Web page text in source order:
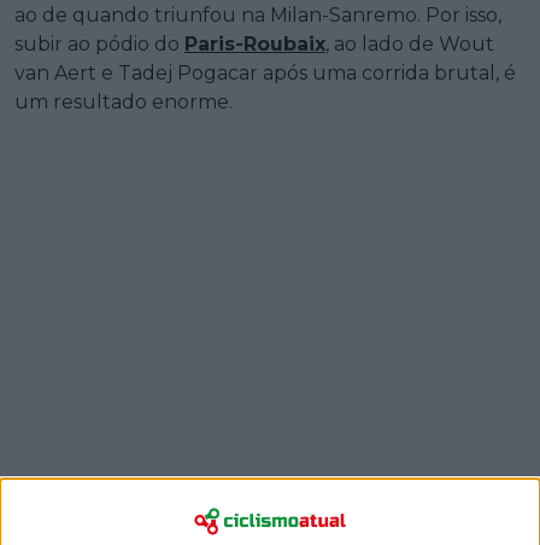
ao de quando triunfou na Milan-Sanremo. Por isso,
subir ao pódio do Paris-Roubaix, ao lado de Wout
van Aert e Tadej Pogacar após uma corrida brutal, é
um resultado enorme.